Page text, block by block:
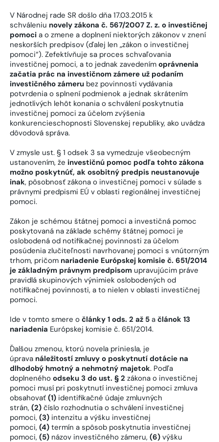
V Národnej rade SR došlo dňa 17.03.2015 k
schváleniu novely zákona č. 567/2007 Z. z. o investičnej
pomoci a o zmene a doplnení niektorých zákonov v znení
neskorších predpisov (ďalej len „zákon o investičnej
pomoci“). Zefektívňuje sa proces schvaľovania
investičnej pomoci, a to jednak zavedením oprávnenia
začatia prác na investičnom zámere už podaním
investičného zámeru bez povinnosti vydávania
potvrdenia o splnení podmienok a jednak skrátením
jednotlivých lehôt konania o schválení poskytnutia
investičnej pomoci za účelom zvýšenia
konkurencieschopnosti Slovenskej republiky, ako uvádza
dôvodová správa.
V zmysle ust. § 1 odsek 3 sa vymedzuje všeobecným
ustanovením, že investičnú pomoc podľa tohto zákona
možno poskytnúť, ak osobitný predpis neustanovuje
inak, pôsobnosť zákona o investičnej pomoci v súlade s
právnymi predpismi EÚ v oblasti regionálnej investičnej
pomoci.
Zákon je schémou štátnej pomoci a investičná pomoc
poskytovaná na základe schémy štátnej pomoci je
oslobodená od notifikačnej povinnosti za účelom
posúdenia zlučiteľnosti navrhovanej pomoci s vnútorným
trhom, pričom nariadenie Európskej komisie č. 651/2014
je základným právnym predpisom upravujúcim práve
pravidlá skupinových výnimiek oslobodených od
notifikačnej povinnosti, a to nielen v oblasti investičnej
pomoci.
Ide v tomto smere o články 1 ods. 2 až 5 a článok 13
nariadenia Európskej komisie č. 651/2014.
Ďalšou zmenou, ktorú novela priniesla, je
úprava náležitostí zmluvy o poskytnutí dotácie na
dlhodobý hmotný a nehmotný majetok. Podľa
doplneného odseku 3 do ust. § 2 zákona o investičnej
pomoci musí pri poskytnutí investičnej pomoci zmluva
obsahovať (1) identifikačné údaje zmluvných
strán, (2) číslo rozhodnutia o schválení investičnej
pomoci, (3) intenzitu a výšku investičnej
pomoci, (4) termín a spôsob poskytnutia investičnej
pomoci, (5) názov investičného zámeru, (6) výšku